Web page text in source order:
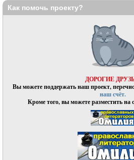
Как помочь проекту?
ДОРОГИЕ
Вы можете поддержать наш проект,
наш счёт.
Кроме того, вы можете разместить на